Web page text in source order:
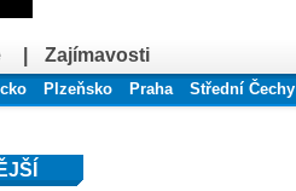
Zajímavosti
Plzeňsko Praha
Střední Čechy